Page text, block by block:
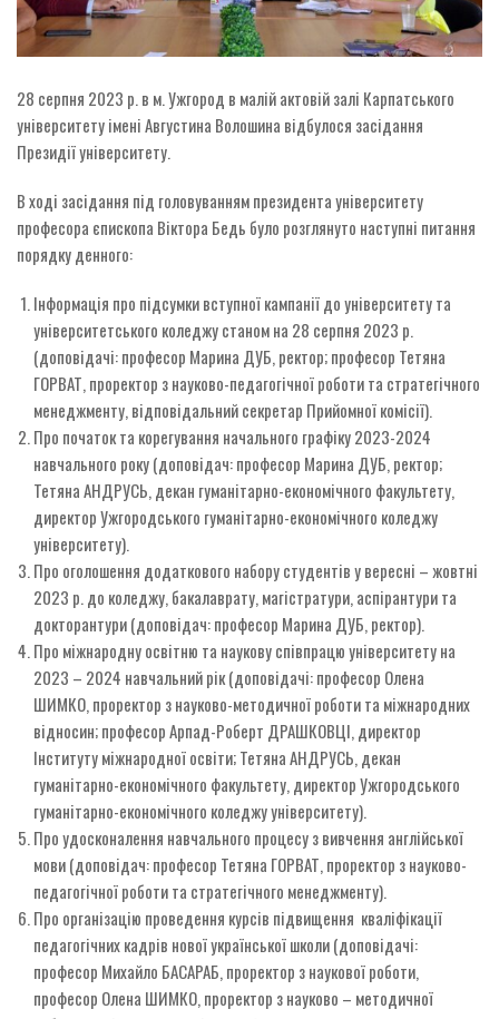
28 серпня 2023 р. в м. Ужгород в малій актовій залі Карпатського
університету імені Августина Волошина відбулося засідання
Президії університету.
В ході засідання під головуванням президента університету
професора єпископа Віктора Бедь було розглянуто наступні питання
порядку денного:
Інформація про підсумки вступної кампанії до університету та
університетського коледжу станом на 28 серпня 2023 р.
(доповідачі: професор Марина ДУБ, ректор; професор Тетяна
ГОРВАТ, проректор з науково-педагогічної роботи та стратегічного
менеджменту, відповідальний секретар Прийомної комісії).
Про початок та корегування начального графіку 2023-2024
навчального року (доповідач: професор Марина ДУБ, ректор;
Тетяна АНДРУСЬ, декан гуманітарно-економічного факультету,
директор Ужгородського гуманітарно-економічного коледжу
університету).
Про оголошення додаткового набору студентів у вересні – жовтні
2023 р. до коледжу, бакалаврату, магістратури, аспірантури та
докторантури (доповідач: професор Марина ДУБ, ректор).
Про міжнародну освітню та наукову співпрацю університету на
2023 – 2024 навчальний рік (доповідачі: професор Олена
ШИМКО, проректор з науково-методичної роботи та міжнародних
відносин; професор Арпад-Роберт ДРАШКОВЦІ, директор
Інституту міжнародної освіти; Тетяна АНДРУСЬ, декан
гуманітарно-економічного факультету, директор Ужгородського
гуманітарно-економічного коледжу університету).
Про удосконалення навчального процесу з вивчення англійської
мови (доповідач: професор Тетяна ГОРВАТ, проректор з науково-
педагогічної роботи та стратегічного менеджменту).
Про організацію проведення курсів підвищення кваліфікації
педагогічних кадрів нової української школи (доповідачі:
професор Михайло БАСАРАБ, проректор з наукової роботи,
професор Олена ШИМКО, проректор з науково – методичної